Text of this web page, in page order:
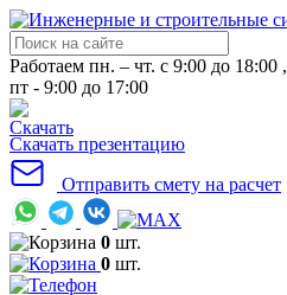
Работаем пн. – чт. с 9:00 до 18:00 ,
пт - 9:00 до 17:00
Скачать презентацию
Отправить смету на расчет
0 шт.
0 шт.